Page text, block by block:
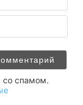
со спамом.